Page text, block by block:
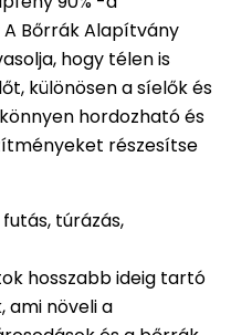
Bőrrák Alapítvány
hogy télen is
különösen a síelők és
hordozható és
részesítse
túrázás,
hosszabb ideig tartó
ami növeli a